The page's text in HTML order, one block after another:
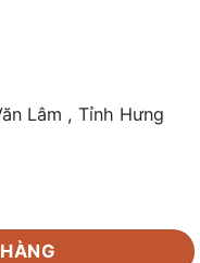
Lâm , Tỉnh Hưng
lượng